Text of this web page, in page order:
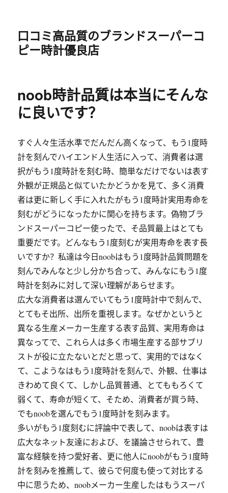
口コミ高品質のブランドスーパーコ
ピー時計優良店
noob時計品質は本当にそんな
に良いです？
すぐ人々生活水準でだんだん高くなって、もう1度時
計を刻んでハイエンド人生活に入って、消費者は選
択がもう1度時計を刻む時、簡単なだけでないは表す
外観が正規品と似ていたかどうかを見て、多く消費
者は更に新しく手に入れたがもう1度時計実用寿命を
刻むがどうになったかに関心を持ちます。偽物ブラ
ンドスーパーコピー使ったで、そ品質最上はとても
重要だです。どんなもう1度刻むが実用寿命を表す長
いですか？私達は今日noobはもう1度時計品質問題を
刻んでみんなと少し分かち合って、みんなにもう1度
時計を刻みに対して深い理解があらせます。
広大な消費者は選んでいてもう1度時計中で刻んで、
とてもそ出所、出所を重視します。なぜかというと
異なる生産メーカー生産する表す品質、実用寿命は
異なってで、これら人は多く市場生産する部サブリ
ストが役に立たないとだと思って、実用的ではなく
て、こようなはもう1度時計を刻んで、外観、仕事は
きわめて良くて、しかし品質普通、とてももろくて
弱くて、寿命が短くて、そため、消費者が買う時、
でもnoobを選んでもう1度時計を刻みます。
多いがもう1度刻むに評論中で表して、noobは表すは
広大なネット友達におよび、を議論させられて、豊
富な経験を持つ愛好者、更に他人にnoobがもう1度時
計を刻みを推薦して、彼らで何度も使って対比する
中に思うため、noobメーカー生産したはもうスーパ